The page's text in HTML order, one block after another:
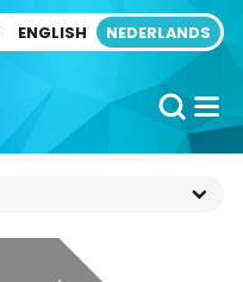
ENGLISH NEDERLANDS